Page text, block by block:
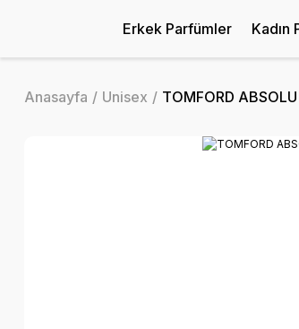
Erkek Parfümler Kadın
Anasayfa Unisex TOMFORD